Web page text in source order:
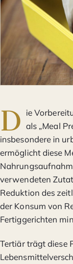
D ie
als „Meal
insbesondere in
ermöglicht diese
verwendeten
Reduktion des
der Konsum von
Fertiggerichten
Tertiär trägt diese